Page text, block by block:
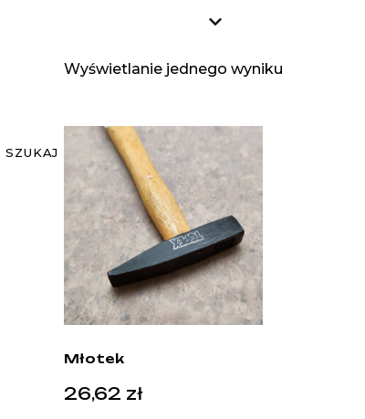
Wyświetlanie jednego wyniku
Młotek
26,62 zł
SZUKAJ